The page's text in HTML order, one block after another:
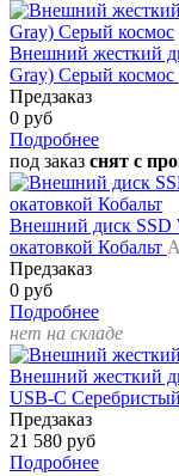
Внешний жесткий
Gray) Серый космос
Предзаказ
0 руб
Подробнее
под заказ снят с
Внешний диск SSD
окатовкой Кобальт
Предзаказ
0 руб
Подробнее
нет на складе
Внешний жесткий
USB-C Серебристый
Предзаказ
21 580 руб
Подробнее